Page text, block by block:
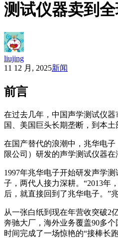
测试仪器卖到全
liujing
11 12 月, 2025新闻
前言
在过去几年，中国声学测试仪
国、美国巨头长期垄断，到本土
在国产替代的浪潮中，兆华电
限公司）研发的声学测试仪器在
1997年兆华电子开始研发声学
子，两代人接力深耕。“2013年
后，就直接回到了兆华电子。”
从一张白纸到现在年营收突破2
奔驰大厂，海外业务覆盖90多
时间完成了一场惊艳的“接棒长跑